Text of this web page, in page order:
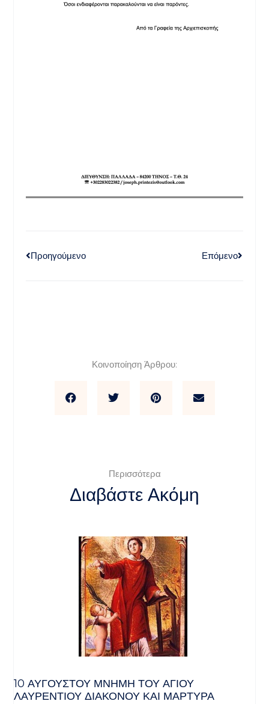
Προηγούμενο Επόμενο
Κοινοποίηση Άρθρου:
Περισσότερα
Διαβάστε Ακόμη
10 ΑΥΓΟΥΣΤΟΥ ΜΝΗΜΗ ΤΟΥ ΑΓΙΟΥ
ΛΑΥΡΕΝΤΙΟΥ ΔΙΑΚΟΝΟΥ ΚΑΙ ΜΑΡΤΥΡΑ